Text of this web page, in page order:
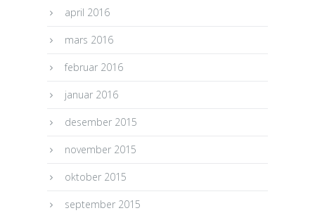
april 2016
mars 2016
februar 2016
januar 2016
desember 2015
november 2015
oktober 2015
september 2015